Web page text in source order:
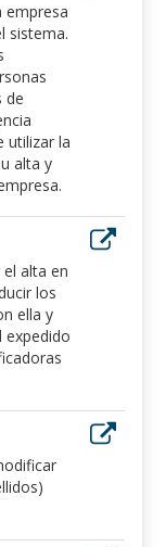
empresa
sistema.
de
utilizar la
alta y
alta en
los
ella y
expedido